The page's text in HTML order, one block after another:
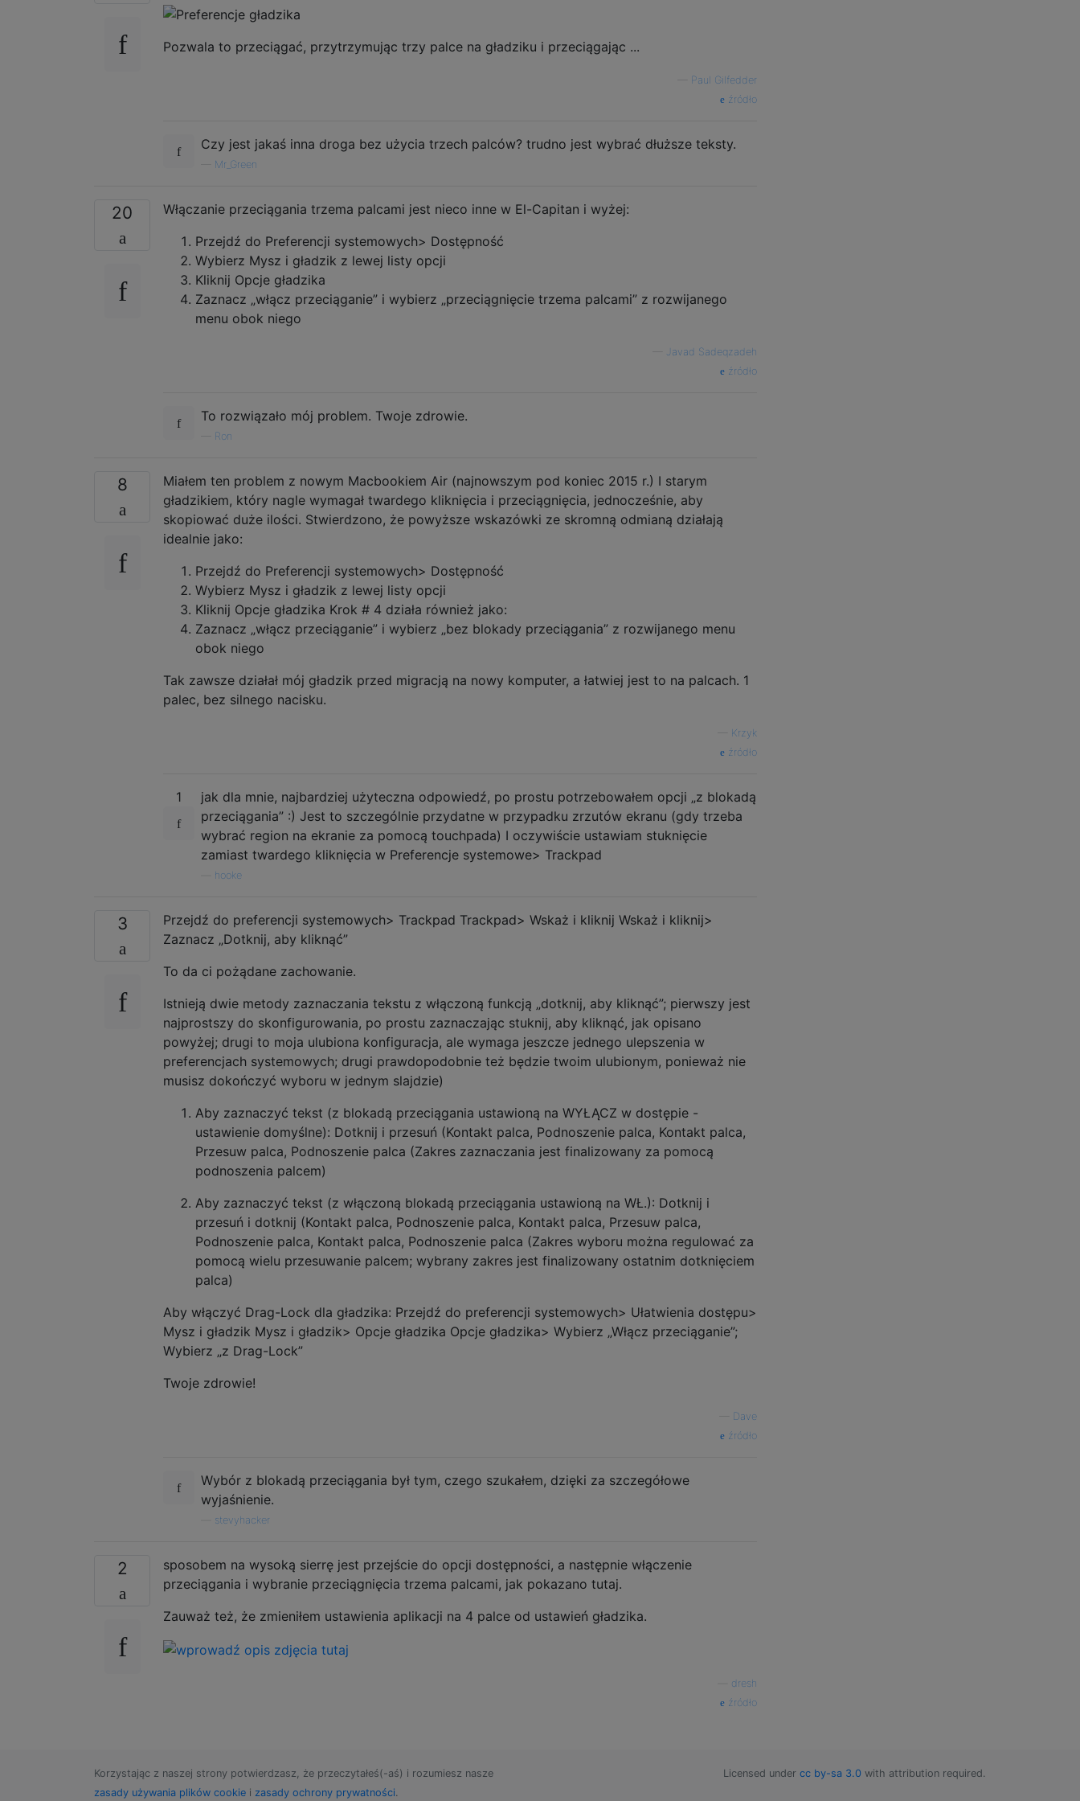
Pozwala to przeciągać, przytrzymując trzy palce na gładziku i przeciągając ...
Paul Gilfedder
źródło
Czy jest jakaś inna droga bez użycia trzech palców? trudno jest wybrać dłuższe teksty.
Mr_Green
20
Włączanie przeciągania trzema palcami jest nieco inne w El-Capitan i wyżej:
Przejdź do Preferencji systemowych> Dostępność
Wybierz Mysz i gładzik z lewej listy opcji
Kliknij Opcje gładzika
Zaznacz „włącz przeciąganie” i wybierz „przeciągnięcie trzema palcami” z rozwijanego
menu obok niego
Javad Sadeqzadeh
źródło
To rozwiązało mój problem. Twoje zdrowie.
Ron
8
Miałem ten problem z nowym Macbookiem Air (najnowszym pod koniec 2015 r.) I starym
gładzikiem, który nagle wymagał twardego kliknięcia i przeciągnięcia, jednocześnie, aby
skopiować duże ilości. Stwierdzono, że powyższe wskazówki ze skromną odmianą działają
idealnie jako:
Przejdź do Preferencji systemowych> Dostępność
Wybierz Mysz i gładzik z lewej listy opcji
Kliknij Opcje gładzika Krok # 4 działa również jako:
Zaznacz „włącz przeciąganie” i wybierz „bez blokady przeciągania” z rozwijanego menu
obok niego
Tak zawsze działał mój gładzik przed migracją na nowy komputer, a łatwiej jest to na palcach. 1
palec, bez silnego nacisku.
Krzyk
źródło
1
jak dla mnie, najbardziej użyteczna odpowiedź, po prostu potrzebowałem opcji „z blokadą
przeciągania” :) Jest to szczególnie przydatne w przypadku zrzutów ekranu (gdy trzeba
wybrać region na ekranie za pomocą touchpada) I oczywiście ustawiam stuknięcie
zamiast twardego kliknięcia w Preferencje systemowe> Trackpad
hooke
3
Przejdź do preferencji systemowych> Trackpad Trackpad> Wskaż i kliknij Wskaż i kliknij>
Zaznacz „Dotknij, aby kliknąć”
To da ci pożądane zachowanie.
Istnieją dwie metody zaznaczania tekstu z włączoną funkcją „dotknij, aby kliknąć”; pierwszy jest
najprostszy do skonfigurowania, po prostu zaznaczając stuknij, aby kliknąć, jak opisano
powyżej; drugi to moja ulubiona konfiguracja, ale wymaga jeszcze jednego ulepszenia w
preferencjach systemowych; drugi prawdopodobnie też będzie twoim ulubionym, ponieważ nie
musisz dokończyć wyboru w jednym slajdzie)
Aby zaznaczyć tekst (z blokadą przeciągania ustawioną na WYŁĄCZ w dostępie -
ustawienie domyślne): Dotknij i przesuń (Kontakt palca, Podnoszenie palca, Kontakt palca,
Przesuw palca, Podnoszenie palca (Zakres zaznaczania jest finalizowany za pomocą
podnoszenia palcem)
Aby zaznaczyć tekst (z włączoną blokadą przeciągania ustawioną na WŁ.): Dotknij i
przesuń i dotknij (Kontakt palca, Podnoszenie palca, Kontakt palca, Przesuw palca,
Podnoszenie palca, Kontakt palca, Podnoszenie palca (Zakres wyboru można regulować za
pomocą wielu przesuwanie palcem; wybrany zakres jest finalizowany ostatnim dotknięciem
palca)
Aby włączyć Drag-Lock dla gładzika: Przejdź do preferencji systemowych> Ułatwienia dostępu>
Mysz i gładzik Mysz i gładzik> Opcje gładzika Opcje gładzika> Wybierz „Włącz przeciąganie”;
Wybierz „z Drag-Lock”
Twoje zdrowie!
Dave
źródło
Wybór z blokadą przeciągania był tym, czego szukałem, dzięki za szczegółowe
wyjaśnienie.
stevyhacker
2
sposobem na wysoką sierrę jest przejście do opcji dostępności, a następnie włączenie
przeciągania i wybranie przeciągnięcia trzema palcami, jak pokazano tutaj.
Zauważ też, że zmieniłem ustawienia aplikacji na 4 palce od ustawień gładzika.
dresh
źródło
Korzystając z naszej strony potwierdzasz, że przeczytałeś(-aś) i rozumiesz nasze
zasady używania plików cookie i zasady ochrony prywatności.
Licensed under cc by-sa 3.0 with attribution required.